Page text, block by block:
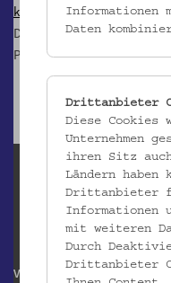
Die Veranstaltung findet im
Programms statt.
Volkskundemuseum Wien
Informationen
Daten
Drittanbieter
Diese Cookies
Unternehmen
ihren Sitz
Ländern haben
Drittanbieter
Informationen
mit weiteren
Durch
Drittanbieter